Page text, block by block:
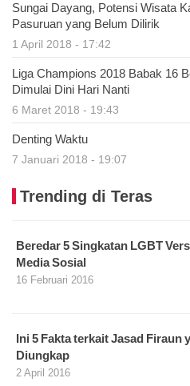
Sungai Dayang, Potensi Wisata
Pasuruan yang Belum Dilirik
1 April 2018 - 17:42
Liga Champions 2018 Babak 16
Dimulai Dini Hari Nanti
6 Maret 2018 - 19:43
Denting Waktu
7 Januari 2018 - 19:07
Trending di Teras
Beredar 5 Singkatan LGBT
Media Sosial
16 Februari 2016
Ini 5 Fakta terkait Jasad Firaun
Diungkap
2 April 2016